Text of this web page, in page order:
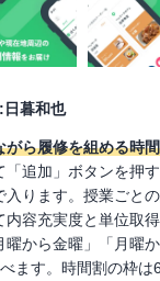
日暮和也
がら履修を組める時
「追加」ボタンを押
入ります。授業ごと
内容充実度と単位取
曜から金曜」「月曜
ます。時間割の枠は